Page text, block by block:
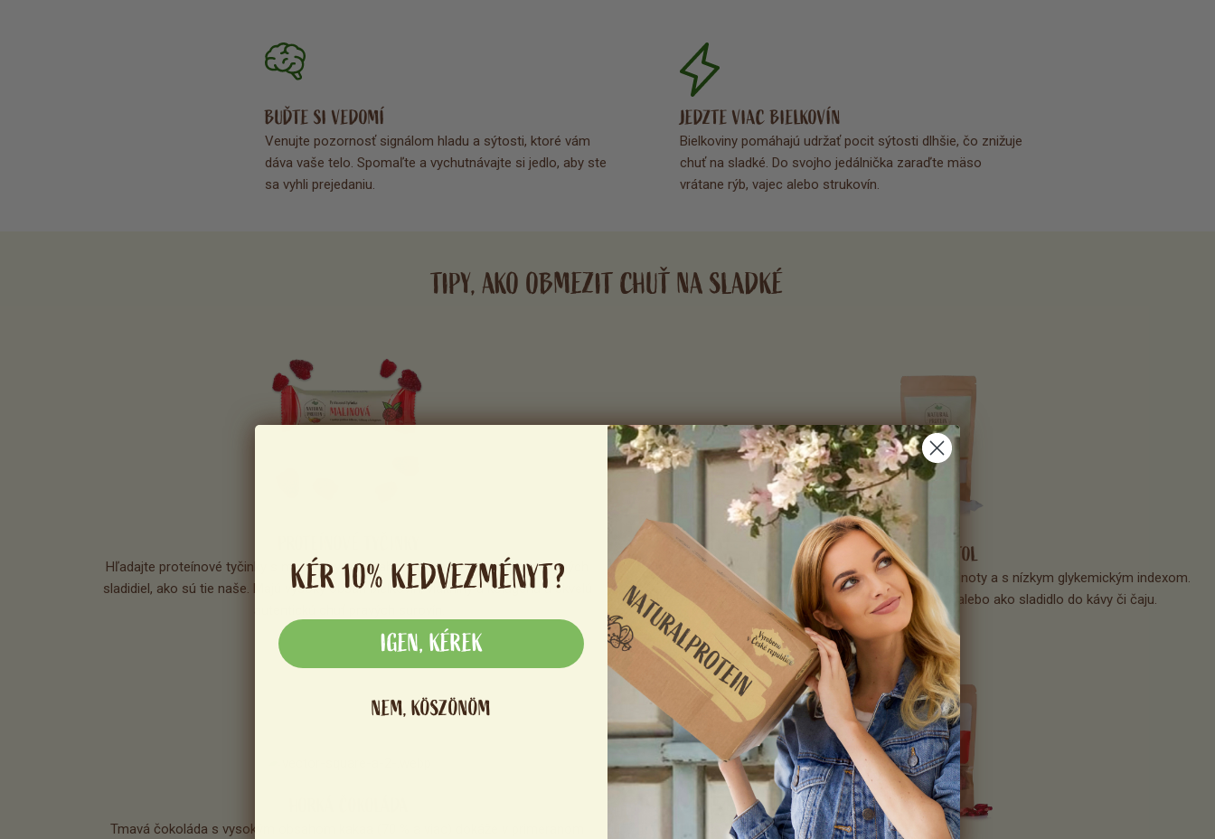
BUĎTE SI VEDOMÍ
Venujte pozornosť signálom hladu a sýtosti, ktoré vám
dáva vaše telo. Spomaľte a vychutnávajte si jedlo, aby ste
sa vyhli prejedaniu.
JEDZTE VIAC BIELKOVÍN
Bielkoviny pomáhajú udržať pocit sýtosti dlhšie, čo znižuje
chuť na sladké. Do svojho jedálnička zaraďte mäso
vrátane rýb, vajec alebo strukovín.
TIPY, AKO OBMEZIT CHUŤ NA SLADKÉ
Hľadajte proteínové tyčinky s minimálnym obsahom pridaného cukru a prírodných
sladidiel, ako sú tie naše. Majú vysoký obsah bielkovín, vlákniny a kolagénu a skvelú
ERYTHRITOL
Erythritol je prírodné sladidlo bez kalorickej hodnoty a s nízkym glykemickým indexom.
Je skvelou alternatívou cukru pri pečení alebo ako sladidlo do kávy či čaju.
Tmavá čokoláda s vysokým obsahom kakaa (70 % a viac) dokáže v primeranom
KÉR 10% KEDVEZMÉNYT?
IGEN, KÉREK
NEM, KÖSZÖNÖM